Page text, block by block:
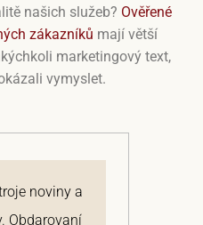
našich služeb? Ověřené
zákazníků mají větší
marketingový text,
vymyslet.
noviny a
Obdarovaní